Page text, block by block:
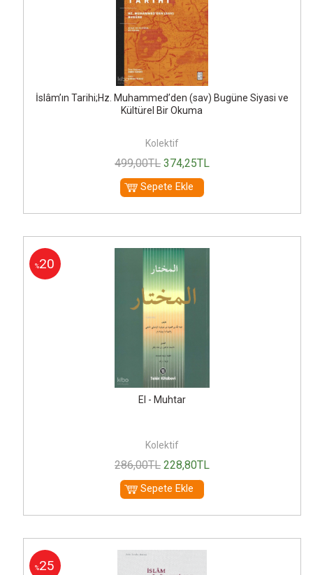
İslâm’ın Tarihi;Hz. Muhammed’den (sav) Bugüne Siyasi ve
Kültürel Bir Okuma
Kolektif
499,00TL 374,25TL
Sepete Ekle
%20
El - Muhtar
Kolektif
286,00TL 228,80TL
Sepete Ekle
%25